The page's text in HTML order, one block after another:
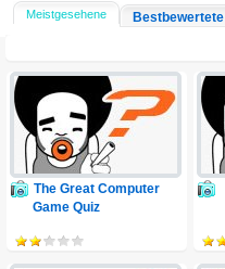
Meistgesehene Bestbewertete
The Great Computer
Game Quiz